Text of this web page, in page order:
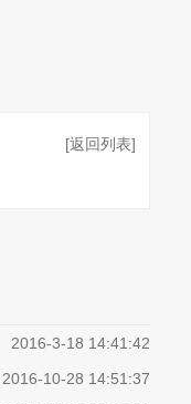
[返回列表]
2016-3-18 14:41:42
2016-10-28 14:51:37